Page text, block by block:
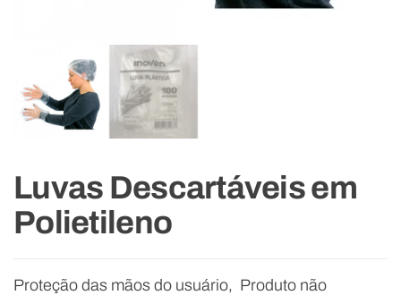
Luvas Descartáveis em
Polietileno
Proteção das mãos do usuário, Produto não